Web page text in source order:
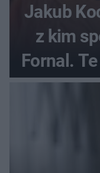
Jakub
z kim
Fornal.